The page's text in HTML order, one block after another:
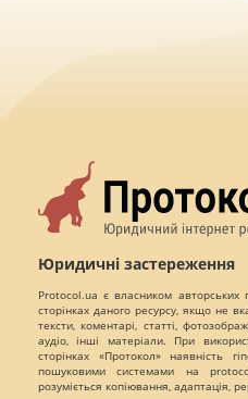
Юридичні застереження
Protocol.ua є власником
сторінках даного ресурсу, якщо не
тексти, коментарі, статті,
аудіо, інші матеріали. При
сторінках «Протокол» наявність
пошуковими системами на
розуміється копіювання, адаптація,